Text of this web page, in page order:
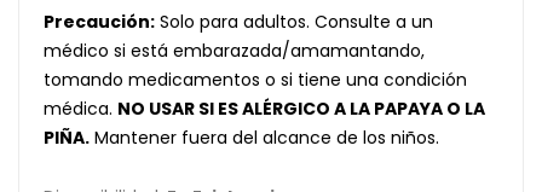
Precaución: Solo para adultos. Consulte a un
médico si está embarazada/amamantando,
tomando medicamentos o si tiene una condición
médica. NO USAR SI ES ALÉRGICO A LA PAPAYA O LA
PIÑA. Mantener fuera del alcance de los niños.